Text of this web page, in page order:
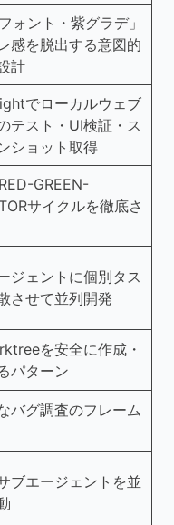
ォント・紫グラデ」
感を脱出する意図的
計
でローカルウェブ
テスト・UI検証・ス
ショット取得
GREEN-
サイクルを徹底さ
ジェントに個別タス
させて並列開発
を安全に作成・
パターン
バグ調査のフレーム
ブエージェントを並